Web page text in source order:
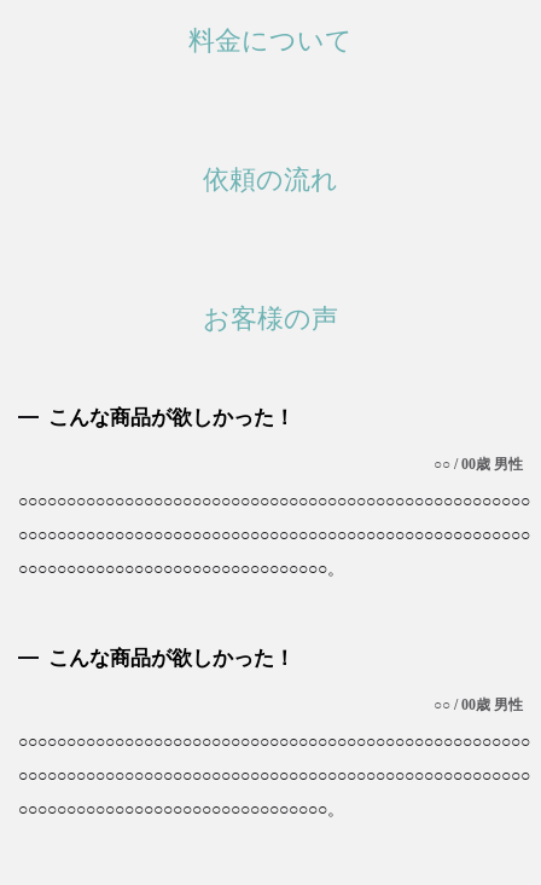
料金について
依頼の流れ
お客様の声
こんな商品が欲しかった！
○○ / 00歳 男性
○○○○○○○○○○○○○○○○○○○○○○○○○○○○○○○○○○○○○○○○○○○○○○○○○○○○○
○○○○○○○○○○○○○○○○○○○○○○○○○○○○○○○○○○○○○○○○○○○○○○○○○○○○○
○○○○○○○○○○○○○○○○○○○○○○○○○○○○○○○○。
こんな商品が欲しかった！
○○ / 00歳 男性
○○○○○○○○○○○○○○○○○○○○○○○○○○○○○○○○○○○○○○○○○○○○○○○○○○○○○
○○○○○○○○○○○○○○○○○○○○○○○○○○○○○○○○○○○○○○○○○○○○○○○○○○○○○
○○○○○○○○○○○○○○○○○○○○○○○○○○○○○○○○。